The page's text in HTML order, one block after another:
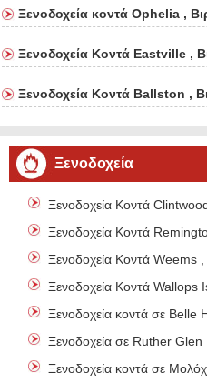
Ξενοδοχεία κοντά Ophelia ,
Ξενοδοχεία Κοντά Eastville ,
Ξενοδοχεία Κοντά Ballston ,
Ξενοδοχεία
Ξενοδοχεία Κοντά Clintwood
Ξενοδοχεία Κοντά
Ξενοδοχεία Κοντά Weems ,
Ξενοδοχεία Κοντά Wallops
Ξενοδοχεία κοντά σε Belle
Ξενοδοχεία σε Ruther Glen ,
Ξενοδοχεία κοντά σε